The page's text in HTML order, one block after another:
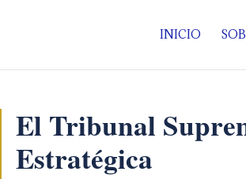
INICIO
El Tribunal
Estratégica